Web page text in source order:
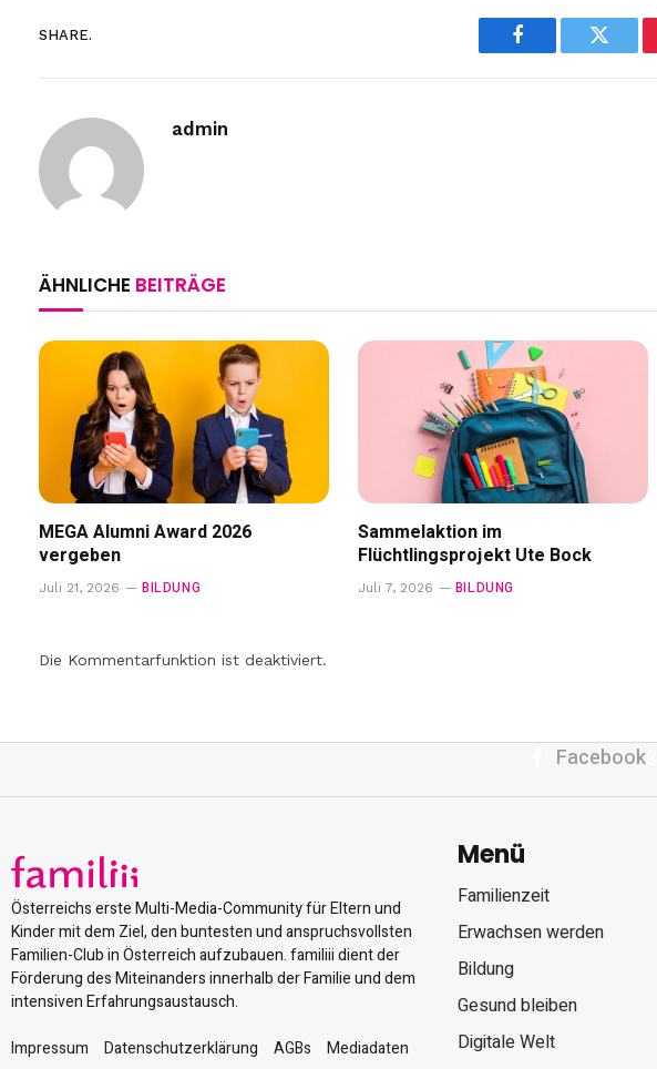
SHARE.
Facebook Twitter
admin
ÄHNLICHE BEITRÄGE
MEGA Alumni Award 2026
vergeben
Juli 21, 2026 BILDUNG
Sammelaktion im
Flüchtlingsprojekt Ute Bock
Juli 7, 2026 BILDUNG
Die Kommentarfunktion ist deaktiviert.
Facebook
Österreichs erste Multi-Media-Community für Eltern und
Kinder mit dem Ziel, den buntesten und anspruchsvollsten
Familien-Club in Österreich aufzubauen. familiii dient der
Förderung des Miteinanders innerhalb der Familie und dem
intensiven Erfahrungsaustausch.
Impressum
Datenschutzerklärung AGBs Mediadaten
Menü
Familienzeit
Erwachsen werden
Bildung
Gesund bleiben
Digitale Welt